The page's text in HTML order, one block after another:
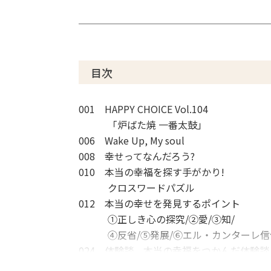
目次
001 HAPPY CHOICE Vol.104
「炉ばた焼 一番太鼓」
006 Wake Up, My soul
008 幸せってなんだろう?
010 本当の幸福を探す手がかり!
クロスワードパズル
012 本当の幸せを発見するポイント
①正しき心の探究/②愛/③知/
④反省/⑤発展/⑥エル・カンターレ信
024 体験談 本当の幸福をつかんだ体験談